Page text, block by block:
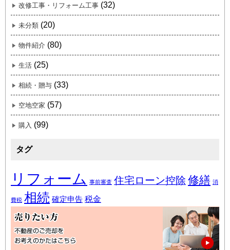
改修工事・リフォーム工事 (32)
未分類 (20)
物件紹介 (80)
生活 (25)
相続・贈与 (33)
空地空家 (57)
購入 (99)
タグ
リフォーム 事前審査 住宅ローン控除 修繕 消
費税 相続 確定申告 税金